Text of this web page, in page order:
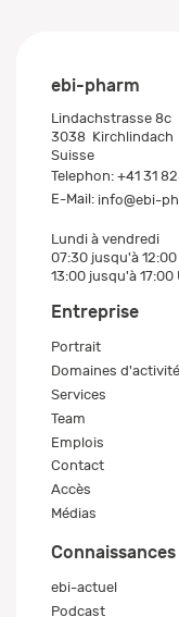
ebi-pharm
Lindachstrasse 8c
3038 Kirchlindach
Suisse
Telephon: +41 31
E-Mail: info@ebi-
Lundi à vendredi
07:30 jusqu'à
13:00 jusqu'à 17:00
Entreprise
Portrait
Domaines d'activité
Services
Team
Emplois
Contact
Accès
Médias
Connaissances
ebi-actuel
Podcast